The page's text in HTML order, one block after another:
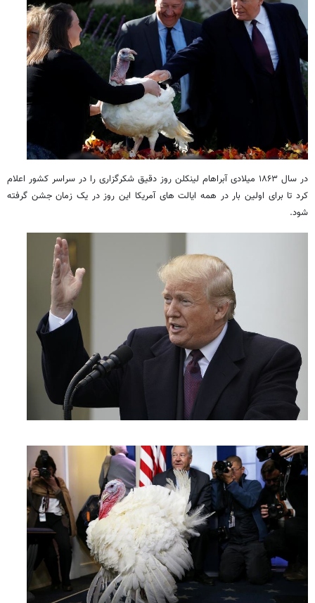
در سال ۱۸۶۳ میلادی آبراهام لینکلن روز دقیق شکرگزاری را در سراسر کشور اعلام
کرد تا برای اولین بار در همه ایالت های آمریکا این روز در یک زمان جشن گرفته
شود.